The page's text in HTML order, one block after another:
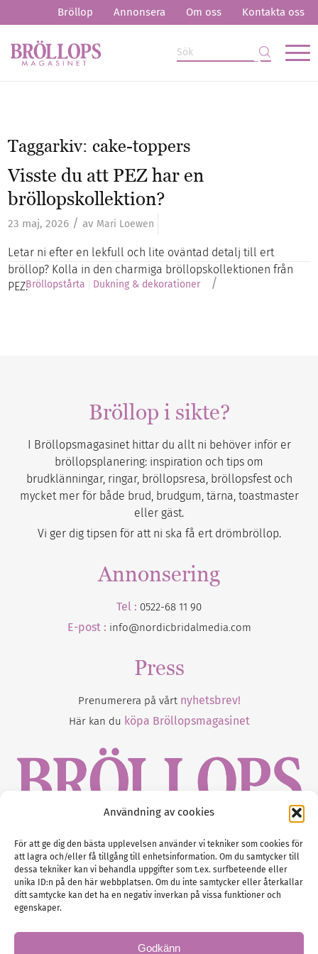
Användning av cookies
För att ge dig den bästa upplevelsen använder vi tekniker som cookies för
att lagra och/eller få tillgång till enhetsinformation. Om du samtycker till
dessa tekniker kan vi behandla uppgifter som t.ex. surfbeteende eller
unika ID:n på den här webbplatsen. Om du inte samtycker eller återkallar
ditt samtycke kan det ha en negativ inverkan på vissa funktioner och
egenskaper.
Godkänn
Bröllop Annonsera Om oss Kontakta oss
Taggarkiv:cake-toppers
Visste du att PEZ har en
bröllopskollektion?
23 maj, 2026 / av Mari Loewen
Letar ni efter en lekfull och lite oväntad detalj till ert
bröllop? Kolla in den charmiga bröllopskollektionen från
PEZ.Bröllopstårta Dukning & dekorationer /
Bröllop i sikte?
I Bröllopsmagasinet hittar du allt ni behöver inför er
bröllopsplanering: inspiration och tips om
brudklänningar, ringar, bröllopsresa, bröllopsfest och
mycket mer för både brud, brudgum, tärna, toastmaster
eller gäst.
Vi ger dig tipsen för att ni ska få ert drömbröllop.
Annonsering
Tel : 0522-68 11 90
E-post : info@nordicbridalmedia.com
Press
Prenumerera på vårt nyhetsbrev!
Här kan du köpa Bröllopsmagasinet
Gustaf Mattssons väg 2, 451 50 Uddevalla
Tel :0522-68 11 90
E-post:info@nordicbridalmedia.com